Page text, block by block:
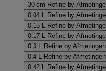
30 cm Refine by
0.04 L
Refine by
0.15 L
Refine by
0.17 L
Refine by
0.3 L
Refine by
0.4 L
Refine by
0.42 L
Refine by